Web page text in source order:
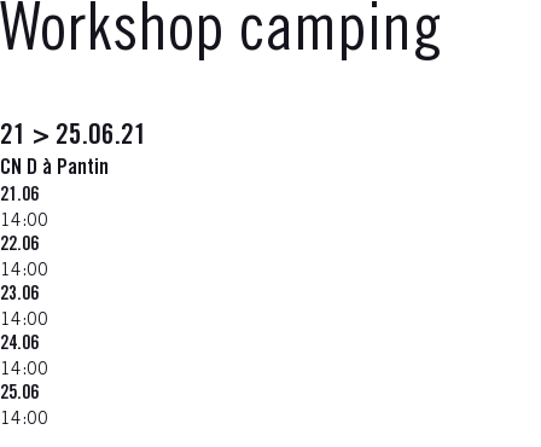
Workshop camping
21 > 25.06.21
CN D à Pantin
21.06
14:00
22.06
14:00
23.06
14:00
24.06
14:00
25.06
14:00